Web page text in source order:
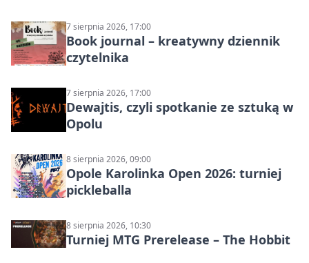
7 sierpnia 2026, 17:00
Book journal – kreatywny dziennik
czytelnika
7 sierpnia 2026, 17:00
Dewajtis, czyli spotkanie ze sztuką w
Opolu
8 sierpnia 2026, 09:00
Opole Karolinka Open 2026: turniej
pickleballa
8 sierpnia 2026, 10:30
Turniej MTG Prerelease – The Hobbit